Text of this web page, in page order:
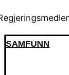
SAMFUNN